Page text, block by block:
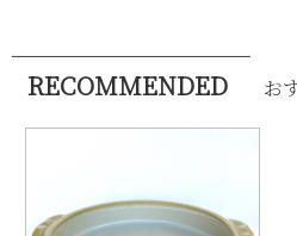
RECOMMENDED お